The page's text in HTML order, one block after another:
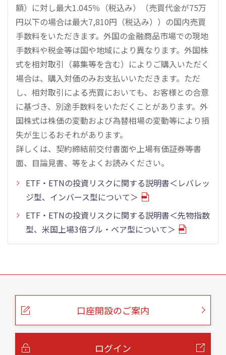
額）に対し最大1.045％（税込み）（売買代金が75万
円以下の場合は最大7,810円（税込み））の国内売買
手数料をいただきます。外国の金融商品市場での現地
手数料や税金等は国や地域により異なります。外国株
式を相対取引（募集等を含む）によりご購入いただく
場合は、購入対価のみお支払いいただきます。ただ
し、相対取引による売買においても、お客様との合意
に基づき、別途手数料をいただくことがあります。外
国株式は株価の変動および為替相場の変動等により損
失が生じるおそれがあります。
詳しくは、契約締結前交付書面や上場有価証券等書
面、目論見書、等をよくお読みください。
ETF・ETNの投資リスクに関する説明書＜レバレッ
ジ型、インバース型について＞
ETF・ETNの投資リスクに関する説明書＜先物指数
型、米国上場3倍ブル・ベア型について＞
こ
口座開設のご案内
ログイン